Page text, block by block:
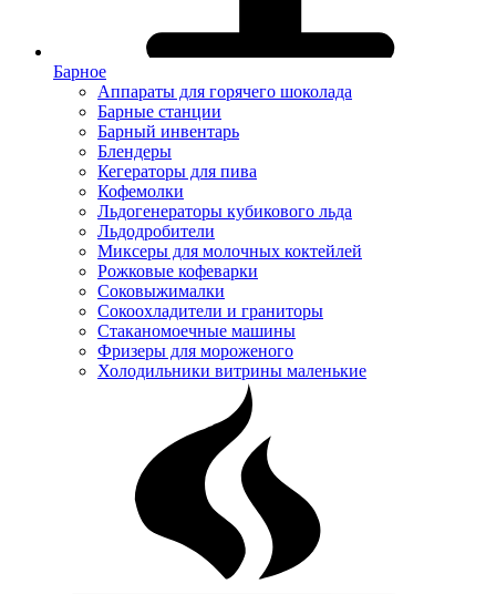
Барное
Аппараты для горячего шоколада
Барные станции
Барный инвентарь
Блендеры
Кегераторы для пива
Кофемолки
Льдогенераторы кубикового льда
Льдодробители
Миксеры для молочных коктейлей
Рожковые кофеварки
Соковыжималки
Сокоохладители и граниторы
Стаканомоечные машины
Фризеры для мороженого
Холодильники витрины маленькие